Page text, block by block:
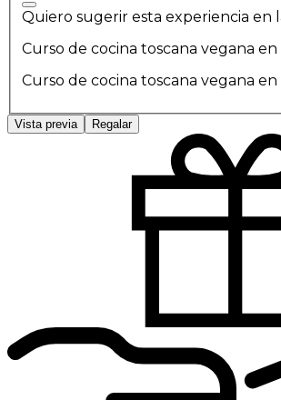
Quiero sugerir esta experiencia en
Curso de cocina toscana vegana en
Curso de cocina toscana vegana en
Vista previa Regalar